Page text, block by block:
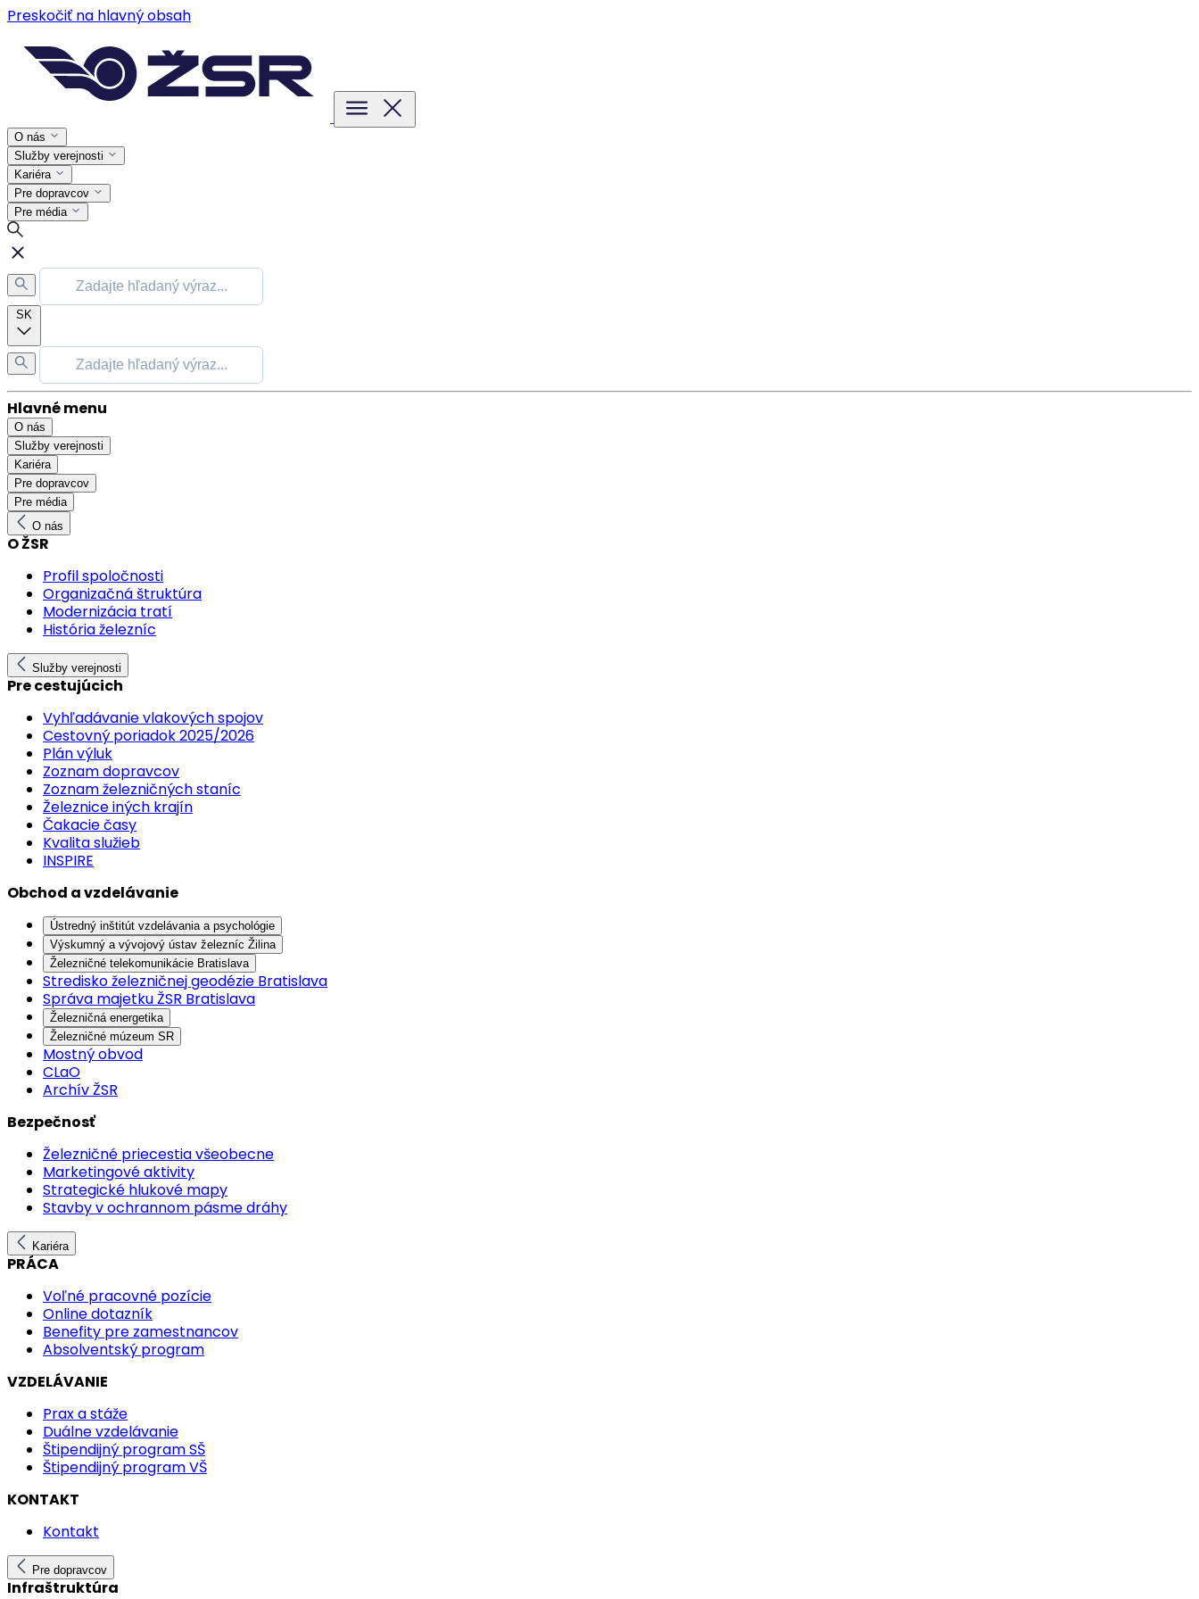
Preskočiť na hlavný obsah
O nás
Služby verejnosti
Kariéra
Pre dopravcov
Pre média
SK
Hlavné menu
O nás
Služby verejnosti
Kariéra
Pre dopravcov
Pre média
O nás
O ŽSR
Profil spoločnosti
Organizačná štruktúra
Modernizácia tratí
História železníc
Služby verejnosti
Pre cestujúcich
Vyhľadávanie vlakových spojov
Cestovný poriadok 2025/2026
Plán výluk
Zoznam dopravcov
Zoznam železničných staníc
Železnice iných krajín
Čakacie časy
Kvalita služieb
INSPIRE
Obchod a vzdelávanie
Ústredný inštitút vzdelávania a psychológie
Výskumný a vývojový ústav železníc Žilina
Železničné telekomunikácie Bratislava
Stredisko železničnej geodézie Bratislava
Správa majetku ŽSR Bratislava
Železničná energetika
Železničné múzeum SR
Mostný obvod
CLaO
Archív ŽSR
Bezpečnosť
Železničné priecestia všeobecne
Marketingové aktivity
Strategické hlukové mapy
Stavby v ochrannom pásme dráhy
Kariéra
PRÁCA
Voľné pracovné pozície
Online dotazník
Benefity pre zamestnancov
Absolventský program
VZDELÁVANIE
Prax a stáže
Duálne vzdelávanie
Štipendijný program SŠ
Štipendijný program VŠ
KONTAKT
Kontakt
Pre dopravcov
Infraštruktúra